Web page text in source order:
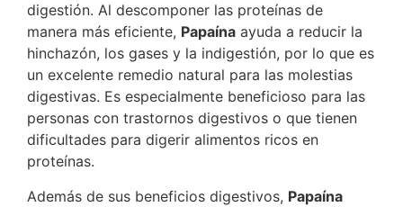
digestión. Al descomponer las proteínas de
manera más eficiente, Papaína ayuda a reducir la
hinchazón, los gases y la indigestión, por lo que es
un excelente remedio natural para las molestias
digestivas. Es especialmente beneficioso para las
personas con trastornos digestivos o que tienen
dificultades para digerir alimentos ricos en
proteínas.
Además de sus beneficios digestivos, Papaína